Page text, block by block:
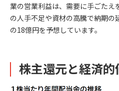
業の営業利益は、需要に手ごたえ
の人手不足や資材の高騰で納期
の18億円を予想しています。
株主還元と経済的